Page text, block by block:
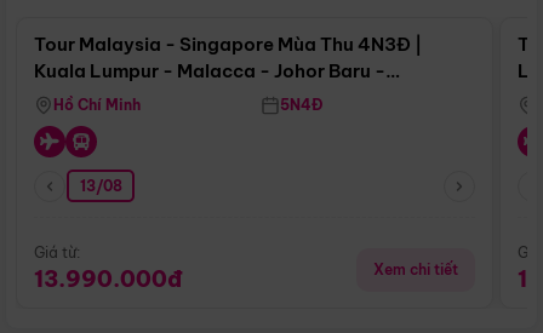
Tour Malaysia - Singapore Mùa Thu 4N3Đ |
Kuala Lumpur - Malacca - Johor Baru -
Singapore
Hồ Chí Minh 5N4Đ
13/08
Giá từ:
13.990.000đ Xem chi tiết